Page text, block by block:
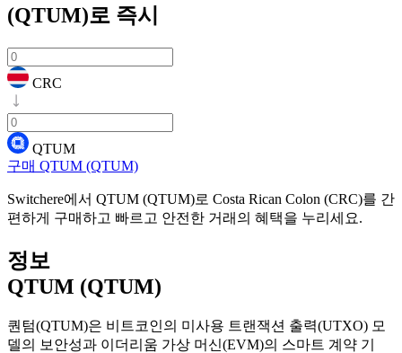
(QTUM)로 즉시
CRC
QTUM
구매 QTUM (QTUM)
Switchere에서 QTUM (QTUM)로 Costa Rican Colon (CRC)를 간
편하게 구매하고 빠르고 안전한 거래의 혜택을 누리세요.
정보
QTUM (QTUM)
퀀텀(QTUM)은 비트코인의 미사용 트랜잭션 출력(UTXO) 모
델의 보안성과 이더리움 가상 머신(EVM)의 스마트 계약 기